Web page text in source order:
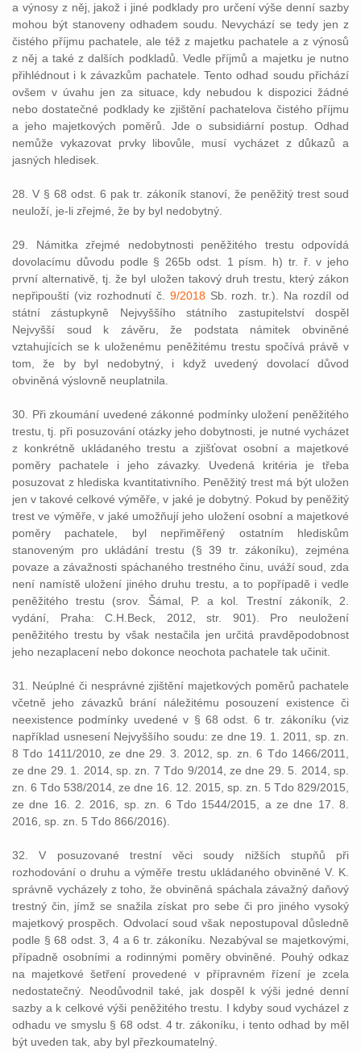
a výnosy z něj, jakož i jiné podklady pro určení výše denní sazby
mohou být stanoveny odhadem soudu. Nevychází se tedy jen z
čistého příjmu pachatele, ale též z majetku pachatele a z výnosů
z něj a také z dalších podkladů. Vedle příjmů a majetku je nutno
přihlédnout i k závazkům pachatele. Tento odhad soudu přichází
ovšem v úvahu jen za situace, kdy nebudou k dispozici žádné
nebo dostatečné podklady ke zjištění pachatelova čistého příjmu
a jeho majetkových poměrů. Jde o subsidiární postup. Odhad
nemůže vykazovat prvky libovůle, musí vycházet z důkazů a
jasných hledisek.
28. V § 68 odst. 6 pak tr. zákoník stanoví, že peněžitý trest soud
neuloží, je-li zřejmé, že by byl nedobytný.
29. Námitka zřejmé nedobytnosti peněžitého trestu odpovídá
dovolacímu důvodu podle § 265b odst. 1 písm. h) tr. ř. v jeho
první alternativě, tj. že byl uložen takový druh trestu, který zákon
nepřipouští (viz rozhodnutí č. 9/2018Sb. rozh. tr.). Na rozdíl od
státní zástupkyně Nejvyššího státního zastupitelství dospěl
Nejvyšší soud k závěru, že podstata námitek obviněné
vztahujících se k uloženému peněžitému trestu spočívá právě v
tom, že by byl nedobytný, i když uvedený dovolací důvod
obviněná výslovně neuplatnila.
30. Při zkoumání uvedené zákonné podmínky uložení peněžitého
trestu, tj. při posuzování otázky jeho dobytnosti, je nutné vycházet
z konkrétně ukládaného trestu a zjišťovat osobní a majetkové
poměry pachatele i jeho závazky. Uvedená kritéria je třeba
posuzovat z hlediska kvantitativního. Peněžitý trest má být uložen
jen v takové celkové výměře, v jaké je dobytný. Pokud by peněžitý
trest ve výměře, v jaké umožňují jeho uložení osobní a majetkové
poměry pachatele, byl nepřiměřený ostatním hlediskům
stanoveným pro ukládání trestu (§ 39 tr. zákoníku), zejména
povaze a závažnosti spáchaného trestného činu, uváží soud, zda
není namístě uložení jiného druhu trestu, a to popřípadě i vedle
peněžitého trestu (srov. Šámal, P. a kol. Trestní zákoník, 2.
vydání, Praha: C.H.Beck, 2012, str. 901). Pro neuložení
peněžitého trestu by však nestačila jen určitá pravděpodobnost
jeho nezaplacení nebo dokonce neochota pachatele tak učinit.
31. Neúplné či nesprávné zjištění majetkových poměrů pachatele
včetně jeho závazků brání náležitému posouzení existence či
neexistence podmínky uvedené v § 68 odst. 6 tr. zákoníku (viz
například usnesení Nejvyššího soudu: ze dne 19. 1. 2011, sp. zn.
8 Tdo 1411/2010, ze dne 29. 3. 2012, sp. zn. 6 Tdo 1466/2011,
ze dne 29. 1. 2014, sp. zn. 7 Tdo 9/2014, ze dne 29. 5. 2014, sp.
zn. 6 Tdo 538/2014, ze dne 16. 12. 2015, sp. zn. 5 Tdo 829/2015,
ze dne 16. 2. 2016, sp. zn. 6 Tdo 1544/2015, a ze dne 17. 8.
2016, sp. zn. 5 Tdo 866/2016).
32. V posuzované trestní věci soudy nižších stupňů při
rozhodování o druhu a výměře trestu ukládaného obviněné V. K.
správně vycházely z toho, že obviněná spáchala závažný daňový
trestný čin, jímž se snažila získat pro sebe či pro jiného vysoký
majetkový prospěch. Odvolací soud však nepostupoval důsledně
podle § 68 odst. 3, 4 a 6 tr. zákoníku. Nezabýval se majetkovými,
případně osobními a rodinnými poměry obviněné. Pouhý odkaz
na majetkové šetření provedené v přípravném řízení je zcela
nedostatečný. Neodůvodnil také, jak dospěl k výši jedné denní
sazby a k celkové výši peněžitého trestu. I kdyby soud vycházel z
odhadu ve smyslu § 68 odst. 4 tr. zákoníku, i tento odhad by měl
být uveden tak, aby byl přezkoumatelný.